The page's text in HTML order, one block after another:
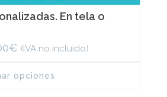
En tela o
€ (IVA no incluido)
opciones